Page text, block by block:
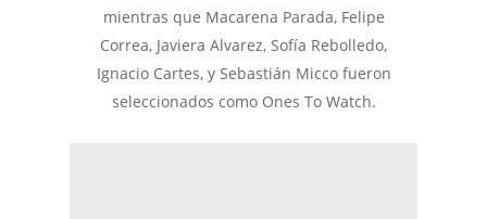
mientras que Macarena Parada, Felipe
Correa, Javiera Alvarez, Sofía Rebolledo,
Ignacio Cartes, y Sebastián Micco fueron
seleccionados como Ones To Watch.